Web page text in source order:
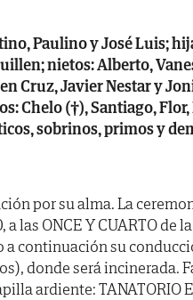
Paulino y José Luis;
nietos: Alberto,
Cruz, Javier Nestar y
Chelo (†), Santiago,
sobrinos, primos y
por su alma. La
a las ONCE Y CUARTO
a continuación su
donde será incinerada.
ardiente: TANATORIO